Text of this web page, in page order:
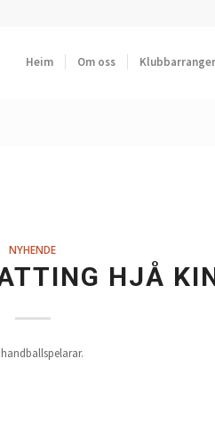
Heim Om oss
NYHENDE
HJÅ